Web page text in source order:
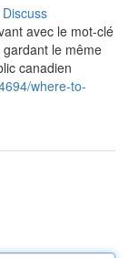
Discuss
avec le mot-clé
le même
canadien
where-to-